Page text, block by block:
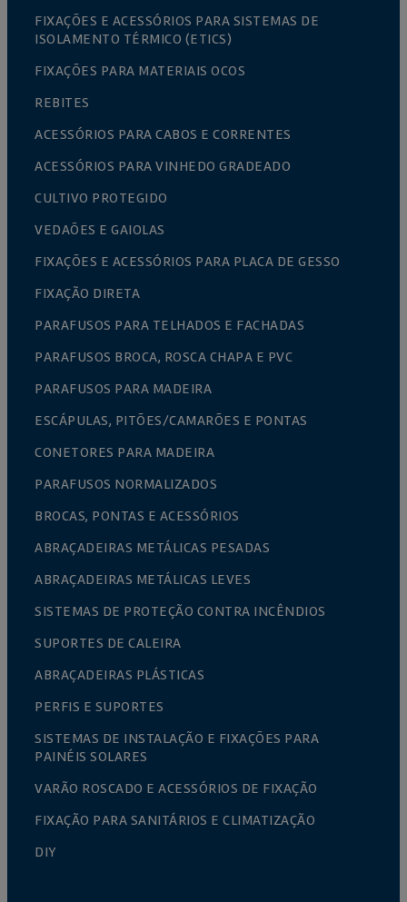
FIXAÇÕES E ACESSÓRIOS PARA SISTEMAS DE
ISOLAMENTO TÉRMICO (ETICS)
FIXAÇÕES PARA MATERIAIS OCOS
REBITES
ACESSÓRIOS PARA CABOS E CORRENTES
ACESSÓRIOS PARA VINHEDO GRADEADO
CULTIVO PROTEGIDO
VEDAÕES E GAIOLAS
FIXAÇÕES E ACESSÓRIOS PARA PLACA DE GESSO
FIXAÇÃO DIRETA
PARAFUSOS PARA TELHADOS E FACHADAS
PARAFUSOS BROCA, ROSCA CHAPA E PVC
PARAFUSOS PARA MADEIRA
ESCÁPULAS, PITÕES/CAMARÕES E PONTAS
CONETORES PARA MADEIRA
PARAFUSOS NORMALIZADOS
BROCAS, PONTAS E ACESSÓRIOS
ABRAÇADEIRAS METÁLICAS PESADAS
ABRAÇADEIRAS METÁLICAS LEVES
SISTEMAS DE PROTEÇÃO CONTRA INCÊNDIOS
SUPORTES DE CALEIRA
ABRAÇADEIRAS PLÁSTICAS
PERFIS E SUPORTES
SISTEMAS DE INSTALAÇÃO E FIXAÇÕES PARA
PAINÉIS SOLARES
VARÃO ROSCADO E ACESSÓRIOS DE FIXAÇÃO
FIXAÇÃO PARA SANITÁRIOS E CLIMATIZAÇÃO
DIY